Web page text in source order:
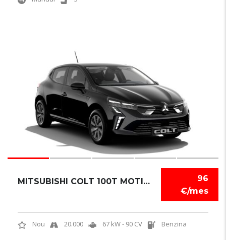
96
€/mes
MITSUBISHI COLT 100T MOTION
Nou 20.000 67 kW - 90 CV Benzina